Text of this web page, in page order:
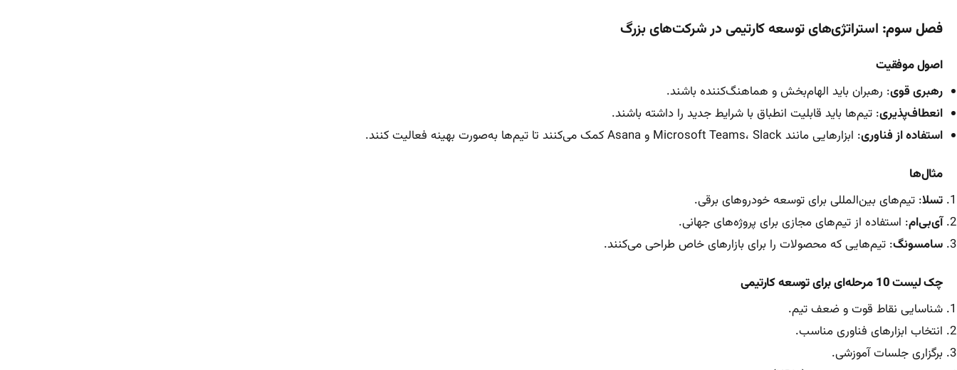
فصل سوم: استراتژی‌های توسعه کارتیمی در شرکت‌های بزرگ
اصول موفقیت
رهبری قوی: رهبران باید الهام‌بخش و هماهنگ‌کننده باشند.
انعطاف‌پذیری: تیم‌ها باید قابلیت انطباق با شرایط جدید را داشته باشند.
استفاده از فناوری: ابزارهایی مانند Microsoft Teams، Slack و Asana کمک می‌کنند تا تیم‌ها به‌صورت بهینه فعالیت کنند.
مثال‌ها
تسلا: تیم‌های بین‌المللی برای توسعه خودروهای برقی.
آی‌بی‌ام: استفاده از تیم‌های مجازی برای پروژه‌های جهانی.
سامسونگ: تیم‌هایی که محصولات را برای بازارهای خاص طراحی می‌کنند.
چک لیست 10 مرحله‌ای برای توسعه کارتیمی
شناسایی نقاط قوت و ضعف تیم.
انتخاب ابزارهای فناوری مناسب.
برگزاری جلسات آموزشی.